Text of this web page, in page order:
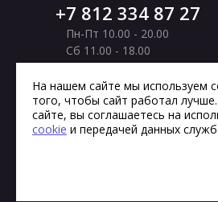
7 812 334 87 27
Пн-Пт 10.00 - 20.00
Сб 11.00 - 18.00
Вс Выходной
Санкт-Петербург,
корп. 2
На нашем сайте мы используем
того, чтобы сайт работал
сайте, вы соглашаетесь на
cookie и передачей данных